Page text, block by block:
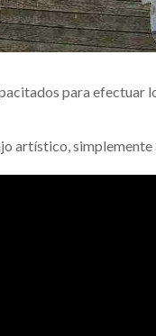
para efectuar
artístico,